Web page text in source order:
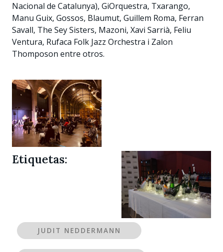
Nacional de Catalunya), GiOrquestra, Txarango,
Manu Guix, Gossos, Blaumut, Guillem Roma, Ferran
Savall, The Sey Sisters, Mazoni, Xavi Sarrià, Feliu
Ventura, Rufaca Folk Jazz Orchestra i Zalon
Thomposon entre otros.
Etiquetas:
JUDIT NEDDERMANN